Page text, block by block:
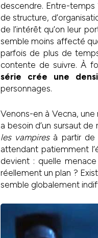
descendre. Entre-temps
de structure,
de l’intérêt qu’on leur
semble moins affecté
parfois de plus de
contente de suivre. À
série crée une
personnages.
Venons-en à Vecna,
a besoin d’un sursaut
les vampiresà partir de
attendant patiemment
devient : quelle
réellement un plan ?
semble globalement